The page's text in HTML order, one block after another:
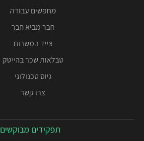
מחפשים עבודה
חבר מביא חבר
צייד המשרות
טבלאות שכר בהייטק
גיוס טכנולוגי
צרו קשר
תפקידים מבוקשים